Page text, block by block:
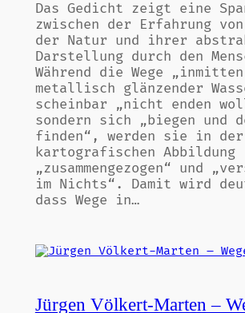
Das Gedicht zeigt eine
zwischen der Erfahrung von
der Natur und ihrer
Darstellung durch den
Während die Wege „inmitten
metallisch glänzender
scheinbar „nicht enden
sondern sich „biegen und
finden“, werden sie in der
kartografischen Abbildung
„zusammengezogen“ und
im Nichts“. Damit wird
dass Wege in…
Jürgen Völkert-Marten –